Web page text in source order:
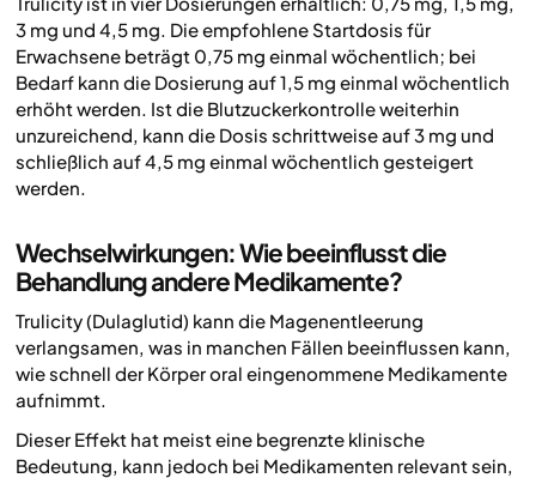
3 mg und 4,5 mg. Die empfohlene Startdosis für
Erwachsene beträgt 0,75 mg einmal wöchentlich; bei
Bedarf kann die Dosierung auf 1,5 mg einmal wöchentlich
erhöht werden. Ist die Blutzuckerkontrolle weiterhin
unzureichend, kann die Dosis schrittweise auf 3 mg und
schließlich auf 4,5 mg einmal wöchentlich gesteigert
werden.
Wechselwirkungen: Wie beeinflusst die
Behandlung andere Medikamente?
Trulicity (Dulaglutid) kann die Magenentleerung
verlangsamen, was in manchen Fällen beeinflussen kann,
wie schnell der Körper oral eingenommene Medikamente
aufnimmt.
Dieser Effekt hat meist eine begrenzte klinische
Bedeutung, kann jedoch bei Medikamenten relevant sein,